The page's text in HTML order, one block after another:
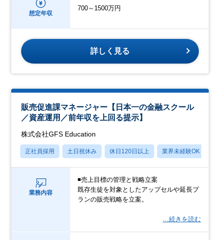
想定年収
700～1500万円
詳しく見る
販売促進課マネージャー【日本一の金融スクール
／資産運用／前年収を上回る提示】
株式会社GFS Education
正社員採用 土日祝休み 休日120日以上 業界未経験OK
業務内容
◾️売上目標の管理と戦略立案
既存生徒を対象としたアップセルや延長プ
ランの販売戦略を立案。
…続きを読む